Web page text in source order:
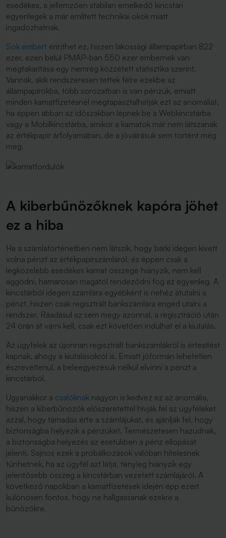
esedékes, a jellemzően stabilan emelkedő kincstári
egyenlegek a már említett technikai okok miatt
ingadozhatnak.
Sok embert érinthet ez, hiszen lakossági állampapírban 822
ezer, ezen belül PMÁP-ban 550 ezer embernek van
megtakarítása egy nemrég közzétett statisztika szerint.
Vannak, akik rendszeresen tettek félre ezekbe az
állampapírokba, több sorozatban is van pénzük, emiatt
minden kamatfizetésnél megtapasztalhatják ezt az anomáliát,
ha éppen abban az időszakban lépnek be a Webkincstárba
vagy a Mobilkincstárba, amikor a kamatok már nem látszanak
az értékpapír árfolyamában, de a jóváírásuk sem történt még
meg.
A kiberbűnözőknek kapóra jöhet
ez a hiba
Ha a számlatörténetben nem látszik, hogy bárki idegen kivett
volna pénzt az értékpapírszámláról, és éppen csak a
legközelebb esedékes kamat összege hiányzik, nem kell
aggódni, hamarosan magától rendeződni fog az egyenleg. A
kincstárból idegen számlára egyébként is nehéz átutalni a
pénzt, hiszen csak regisztrált bankszámlára enged utalni a
rendszer. Ráadásul az sem megy azonnal, a regisztráció után
24 órán át várni kell, csak ezt követően indulhat el a kiutalás.
Az ügyfelek az újonnan regisztrált bankszámlákról is értesítést
kapnak, ahogy a kiutalásokról is. Emiatt jóformán lehetetlen
észrevétlenül, a beleegyezésük nélkül elvinni a pénzt a
kincstárból.
Ugyanakkor a csalóknak nagyon is kedvez ez az anomália,
hiszen a kiberbűnözők előszeretettel hívják fel az ügyfeleket
azzal, hogy támadás érte a számlájukat, és ajánlják fel, hogy
biztonságba helyezik a pénzüket. Természetesen hazudnak,
a biztonságba helyezés az esetükben a pénz ellopását
jelenti. Sajnos ezek a próbálkozások valóban hitelesnek
tűnhetnek, ha az ügyfél azt látja, tényleg hiányzik egy
jelentősebb összeg a kincstárban vezetett számlájáról. A
következő napokban a kamatfizetések idején épp ezért
különösen fontos, hogy ne hallgassanak ezekre a
bűnözőkre.